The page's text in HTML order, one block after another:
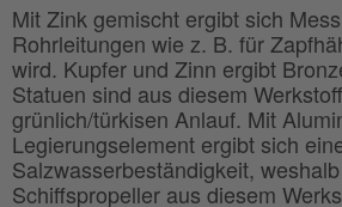
Mit Zink gemischt ergibt sich
Rohrleitungen wie z. B. für
wird. Kupfer und Zinn ergibt
Statuen sind aus diesem
grünlich/türkisen Anlauf. Mit
Legierungselement ergibt sich
Salzwasserbeständigkeit,
Schiffspropeller aus diesem